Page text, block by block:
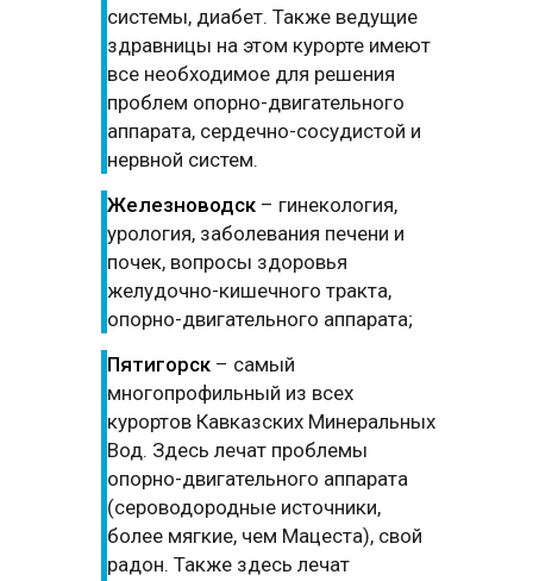
системы, диабет. Также ведущие
здравницы на этом курорте имеют
все необходимое для решения
проблем опорно-двигательного
аппарата, сердечно-сосудистой и
нервной систем.
Железноводск – гинекология,
урология, заболевания печени и
почек, вопросы здоровья
желудочно-кишечного тракта,
опорно-двигательного аппарата;
Пятигорск – самый
многопрофильный из всех
курортов Кавказских Минеральных
Вод. Здесь лечат проблемы
опорно-двигательного аппарата
(сероводородные источники,
более мягкие, чем Мацеста), свой
радон. Также здесь лечат